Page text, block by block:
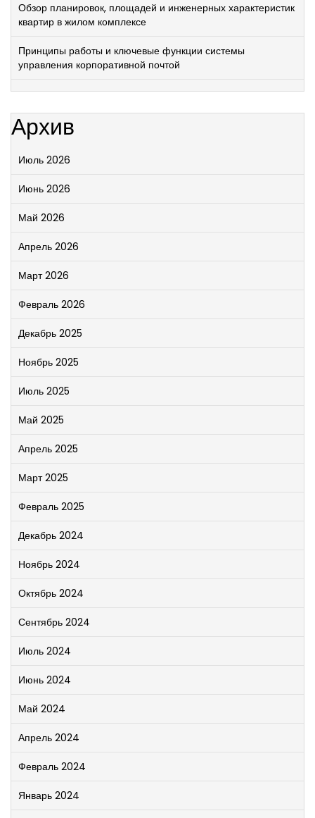
Обзор планировок, площадей и инженерных характеристик
квартир в жилом комплексе
Принципы работы и ключевые функции системы
управления корпоративной почтой
Архив
Июль 2026
Июнь 2026
Май 2026
Апрель 2026
Март 2026
Февраль 2026
Декабрь 2025
Ноябрь 2025
Июль 2025
Май 2025
Апрель 2025
Март 2025
Февраль 2025
Декабрь 2024
Ноябрь 2024
Октябрь 2024
Сентябрь 2024
Июль 2024
Июнь 2024
Май 2024
Апрель 2024
Февраль 2024
Январь 2024